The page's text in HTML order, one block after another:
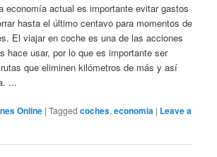
economía actual es importante evitar gastos
hasta el último centavo para momentos de
El viajar en coche es una de las acciones
hace usar, por lo que es importante ser
que eliminen kilómetros de más y así
...
Online |Tagged coches,economia | Leave a